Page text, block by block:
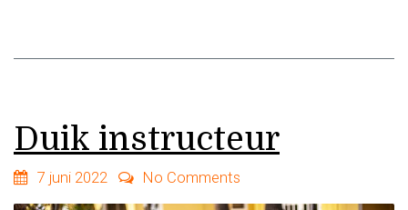
Duik instructeur
7 juni 2022 No Comments